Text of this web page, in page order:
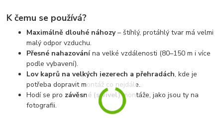
K čemu se používá?
Maximálně dlouhé náhozy– štíhlý, protáhlý tvar má velmi
malý odpor vzduchu.
Přesné nahazovánína velké vzdálenosti (80–150 m i více
podle vybavení).
Lov kaprů na velkých jezerech a přehradách, kde je
potřeba dopravit montáž co nejdále.
Hodí se pro závěsné (swivel)montáže, jako jsou ty na
fotografii.